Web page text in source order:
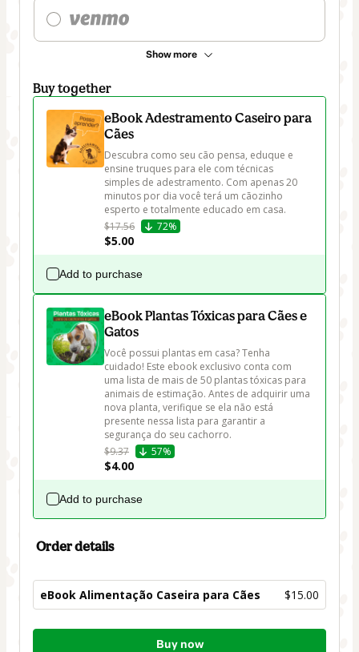
Show more
Buy together
eBook Adestramento Caseiro para
Cães
Descubra como seu cão pensa, eduque e
ensine truques para ele com técnicas
simples de adestramento. Com apenas 20
minutos por dia você terá um cãozinho
esperto e totalmente educado em casa.
$17.56
72%
$5.00
Add to purchase
eBook Plantas Tóxicas para Cães e
Gatos
Você possui plantas em casa? Tenha
cuidado! Este ebook exclusivo conta com
uma lista de mais de 50 plantas tóxicas para
animais de estimação. Antes de adquirir uma
nova planta, verifique se ela não está
presente nessa lista para garantir a
segurança do seu cachorro.
$9.37
57%
$4.00
Add to purchase
Order details
eBook Alimentação Caseira para Cães $15.00
Total
Buy now